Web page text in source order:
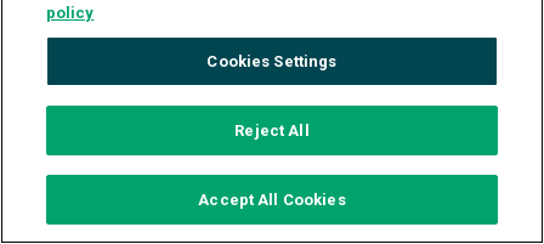
Bli kund
Cookiepolicy
Kommande Webinar & Utbildningar
Om oss
Villkor för fri frakt över 100.000 kr
policy
Cookies Settings
Reject All
Accept All Cookies